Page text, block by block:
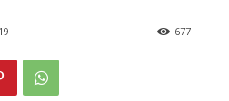
677